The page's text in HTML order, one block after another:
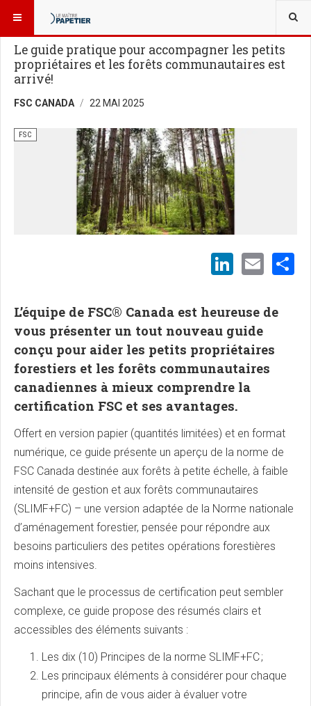
VOUS ÊTES ICI :
Le guide pratique pour accompagner les petits
propriétaires et les forêts communautaires est
arrivé!
FSC CANADA 22 MAI 2025
FSC
L’équipe de FSC® Canada est heureuse de
vous présenter un tout nouveau guide
conçu pour aider les petits propriétaires
forestiers et les forêts communautaires
canadiennes à mieux comprendre la
certification FSC et ses avantages.
Offert en version papier (quantités limitées) et en format
numérique, ce guide présente un aperçu de la norme de
FSC Canada destinée aux forêts à petite échelle, à faible
intensité de gestion et aux forêts communautaires
(SLIMF+FC) – une version adaptée de la Norme nationale
d’aménagement forestier, pensée pour répondre aux
besoins particuliers des petites opérations forestières
moins intensives.
Sachant que le processus de certification peut sembler
complexe, ce guide propose des résumés clairs et
accessibles des éléments suivants :
Les dix (10) Principes de la norme SLIMF+FC ;
Les principaux éléments à considérer pour chaque
principe, afin de vous aider à évaluer votre